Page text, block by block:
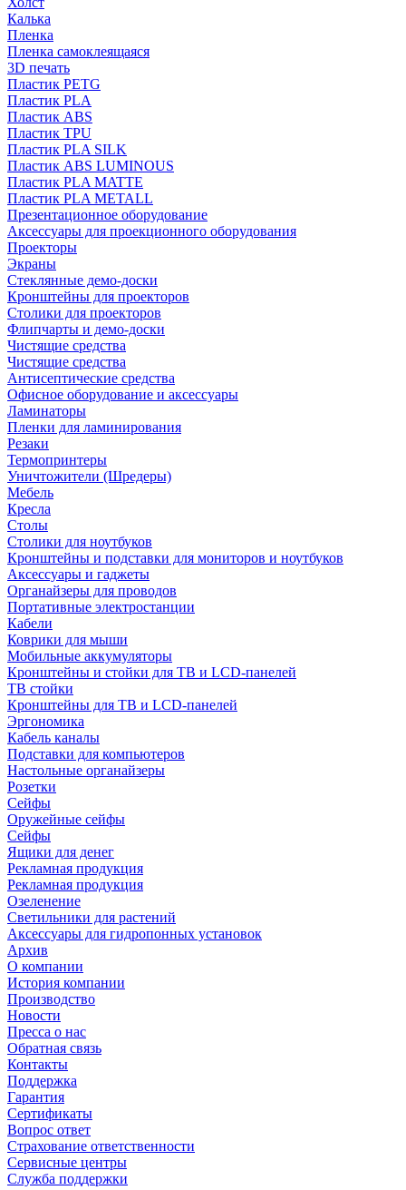
Калька
Пленка
Пленка самоклеящаяся
3D печать
Пластик PETG
Пластик PLA
Пластик ABS
Пластик TPU
Пластик PLA SILK
Пластик ABS LUMINOUS
Пластик PLA MATTE
Пластик PLA METALL
Презентационное оборудование
Аксессуары для проекционного оборудования
Проекторы
Экраны
Стеклянные демо-доски
Кронштейны для проекторов
Столики для проекторов
Флипчарты и демо-доски
Чистящие средства
Чистящие средства
Антисептические средства
Офисное оборудование и аксессуары
Ламинаторы
Пленки для ламинирования
Резаки
Термопринтеры
Уничтожители (Шредеры)
Мебель
Кресла
Столы
Столики для ноутбуков
Кронштейны и подставки для мониторов и ноутбуков
Аксессуары и гаджеты
Органайзеры для проводов
Портативные электростанции
Кабели
Коврики для мыши
Мобильные аккумуляторы
Кронштейны и стойки для ТВ и LCD-панелей
ТВ стойки
Кронштейны для ТВ и LCD-панелей
Эргономика
Кабель каналы
Подставки для компьютеров
Настольные органайзеры
Розетки
Сейфы
Оружейные сейфы
Сейфы
Ящики для денег
Рекламная продукция
Рекламная продукция
Озеленение
Светильники для растений
Аксессуары для гидропонных установок
Архив
О компании
История компании
Производство
Новости
Пресса о нас
Обратная связь
Контакты
Поддержка
Гарантия
Сертификаты
Вопрос ответ
Страхование ответственности
Сервисные центры
Служба поддержки